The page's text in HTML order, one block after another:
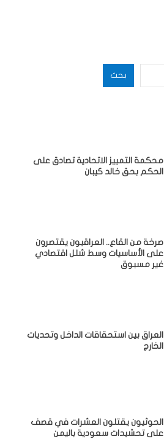
بحث
محكمة التمييز الاتحادية تصادق على
الحكم بحق خالد كيبان
صرخة من القاع.. العراقيون يقتصرون
على الأساسيات وسط شلل اقتصادي
غير مسبوق
‏العراق بين استحقاقات الداخل وتحديات
الخارج
الحوثيون يقتلون العشرات في قصف
على تحشيدات سعودية باليمن